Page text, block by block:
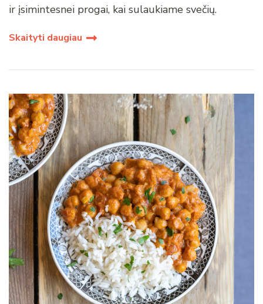
ir įsimintesnei progai, kai sulaukiame svečių.
Skaityti daugiau